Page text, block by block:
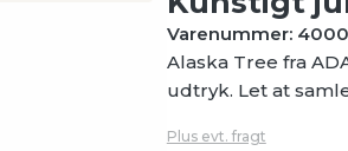
Varenummer:
Alaska Tree fra
udtryk. Let at
Plus evt. fragt